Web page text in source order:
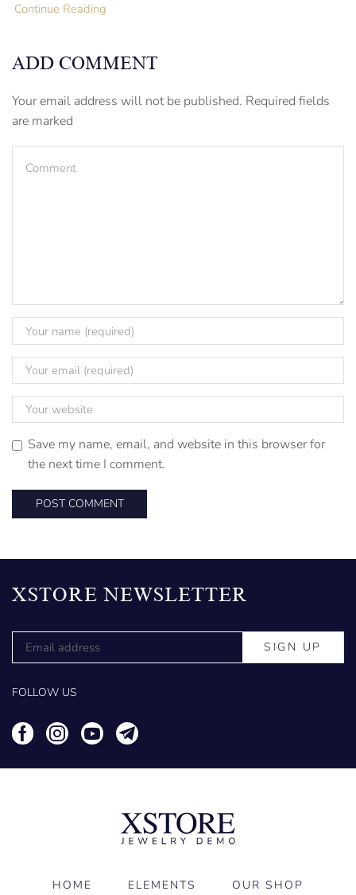
Continue Reading
ADD COMMENT
Your email address will not be published. Required fields
are marked
Save my name, email, and website in this browser for
the next time I comment.
XSTORE NEWSLETTER
FOLLOW US
HOME ELEMENTS OUR SHOP